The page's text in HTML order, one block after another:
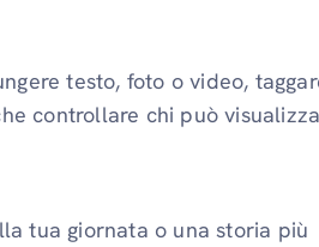
testo, foto o video,
controllare chi può
tua giornata o una storia più